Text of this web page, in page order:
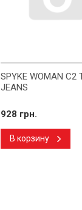
SPYKE WOMAN C2
JEANS
928 грн.
В корзину